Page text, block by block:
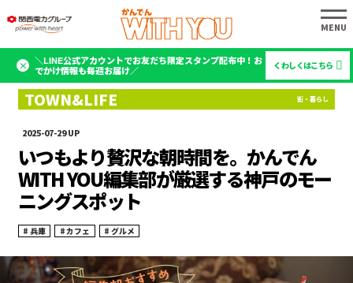
＼LINE公式アカウントでお友だち限定スタンプ配布中！お
でかけ情報も毎週お届け／
くわしくはこちら
2025-07-29
いつもより贅沢な朝時間を。かんでん
WITH YOU編集部が厳選する神戸のモー
ニングスポット
兵庫 カフェ グルメ